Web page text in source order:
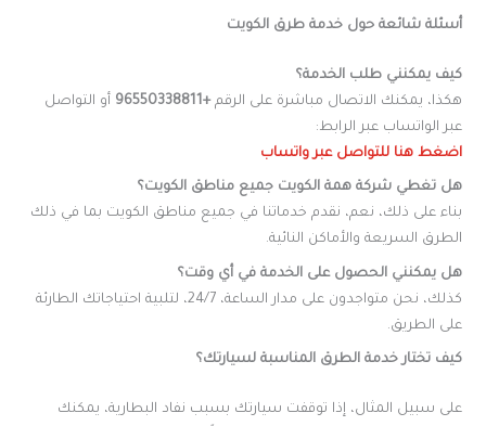
أسئلة شائعة حول خدمة طرق الكويت
كيف يمكنني طلب الخدمة؟
هكذا، يمكنك الاتصال مباشرة على الرقم+96550338811
أو التواصل
عبر الواتساب عبر الرابط:
اضغط هنا للتواصل عبر واتساب
هل تغطي شركة همة الكويت جميع مناطق الكويت؟
بناء على ذلك، نعم، نقدم خدماتنا في جميع مناطق الكويت بما في ذلك
الطرق السريعة والأماكن النائية.
هل يمكنني الحصول على الخدمة في أي وقت؟
كذلك، نحن متواجدون على مدار الساعة، 24/7، لتلبية احتياجاتك الطارئة
على الطريق.
كيف تختار خدمة الطرق المناسبة لسيارتك؟
على سبيل المثال، إذا توقفت سيارتك بسبب نفاد البطارية، يمكنك